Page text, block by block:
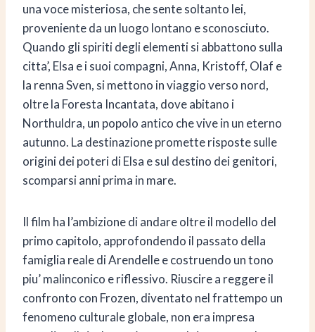
una voce misteriosa, che sente soltanto lei,
proveniente da un luogo lontano e sconosciuto.
Quando gli spiriti degli elementi si abbattono sulla
citta’, Elsa e i suoi compagni, Anna, Kristoff, Olaf e
la renna Sven, si mettono in viaggio verso nord,
oltre la Foresta Incantata, dove abitano i
Northuldra, un popolo antico che vive in un eterno
autunno. La destinazione promette risposte sulle
origini dei poteri di Elsa e sul destino dei genitori,
scomparsi anni prima in mare.
Il film ha l’ambizione di andare oltre il modello del
primo capitolo, approfondendo il passato della
famiglia reale di Arendelle e costruendo un tono
piu’ malinconico e riflessivo. Riuscire a reggere il
confronto con Frozen, diventato nel frattempo un
fenomeno culturale globale, non era impresa